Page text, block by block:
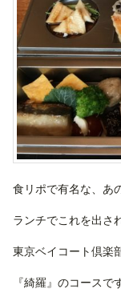
食リポで有名な、あ
ランチでこれを出さ
東京ベイコート倶楽
『綺羅』のコースで